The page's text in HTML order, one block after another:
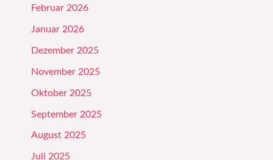
Februar 2026
Januar 2026
Dezember 2025
November 2025
Oktober 2025
September 2025
August 2025
Juli 2025